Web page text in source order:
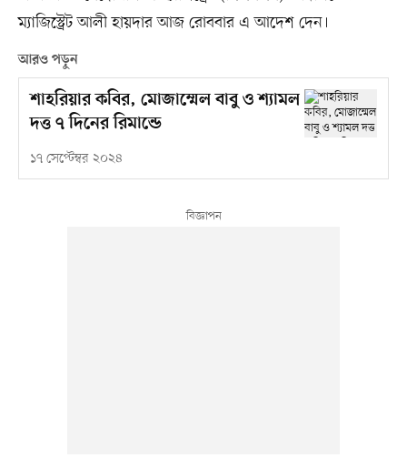
ম্যাজিস্ট্রেট আলী হায়দার আজ রোববার এ আদেশ দেন।
আরও পড়ুন
শাহরিয়ার কবির, মোজাম্মেল বাবু ও শ্যামল
দত্ত ৭ দিনের রিমান্ডে
১৭ সেপ্টেম্বর ২০২৪